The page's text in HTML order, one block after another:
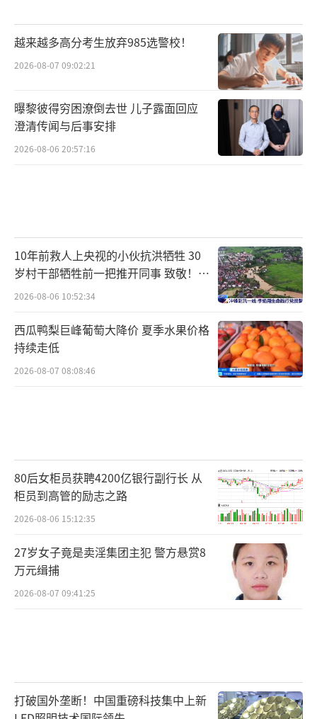
越来越多高分考生放弃985选警校！
2026-08-07 09:02:21
曝黎彼得穷困潦倒去世 儿子露面回应
澄清传闻与后事安排
2026-08-06 20:57:16
10年前救人上央视的小伙抗洪牺牲 30
岁村干部牺牲前一把推开同事 致敬！送
别！
2026-08-06 10:52:34
西瓜鸭梨巨峰葡萄大降价 夏季水果价格
持续走低
2026-08-07 08:08:46
80后女柜员获聘4200亿银行副行长 从
柜员到高管的励志之路
2026-08-06 15:12:35
27岁女子竟是卖淫集团主犯 警方悬赏8
万元缉捕
2026-08-07 09:41:25
打破国外垄断！中国重磅科技集中上新